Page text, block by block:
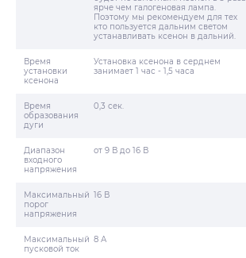
ярче чем галогеновая лампа.
Поэтому мы рекомендуем для тех
кто пользуется дальним светом
устанавливать ксенон в дальний.
Время
установки
ксенона
Установка ксенона в серднем
занимает 1 час - 1,5 часа
Время
образования
дуги
0,3 сек.
Диапазон
входного
напряжения
от 9 В до 16 В
Максимальный
порог
напряжения
16 В
Максимальный
пусковой ток
8 А